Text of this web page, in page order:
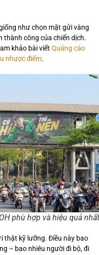
như chọn mặt gửi vàng
thành công của chiến dịch.
khảo bài viết Quảng cáo
nhược điểm.
phù hợp và hiệu quả nhất
thật kỹ lưỡng. Điều này bao
– bao nhiêu người đi bộ, đi